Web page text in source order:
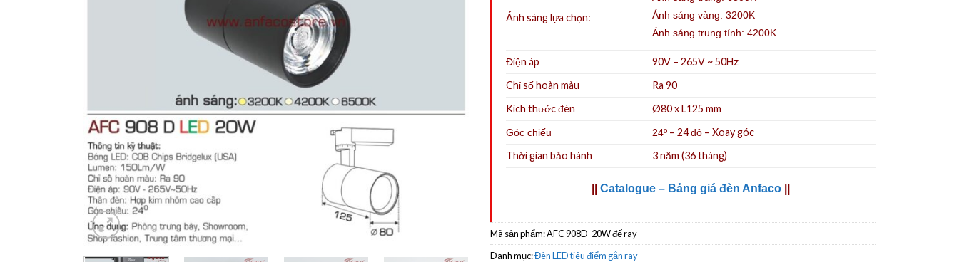
Ánh sáng lựa chọn:
Ánh sáng vàng: 3200K
Ánh sáng trung tính: 4200K
Điện áp
90V – 265V ~ 50Hz
Chỉ số hoàn màu
Ra 90
Kích thước đèn
Ø80 x L125 mm
Góc chiếu 24º – 24 độ – Xoay góc
Thời gian bảo hành
3 năm (36 tháng)
Catalogue – Bảng giá đèn Anfaco
Mã sản phẩm:AFC 908D-20W đế ray
Danh mục:Đèn LED tiêu điểm gắn ray